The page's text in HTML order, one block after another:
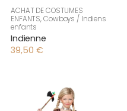
ACHAT DE COSTUMES
ENFANTS,Cowboys / Indiens
enfants
Indienne
39,50 €